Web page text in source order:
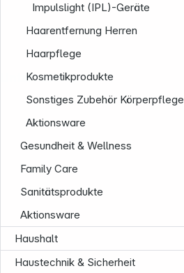
Impulslight (IPL)-Geräte
Haarentfernung Herren
Haarpflege
Kosmetikprodukte
Sonstiges Zubehör Körperpflege
Aktionsware
Gesundheit & Wellness
Family Care
Sanitätsprodukte
Aktionsware
Haushalt
Haustechnik & Sicherheit
Unternehmen